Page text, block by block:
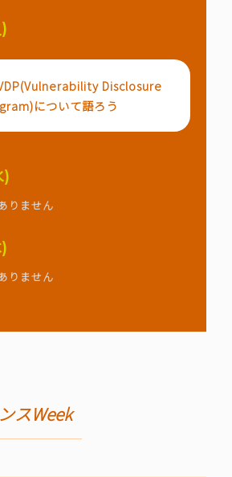
Disclosure
について語ろう
りません
りません
スWeek